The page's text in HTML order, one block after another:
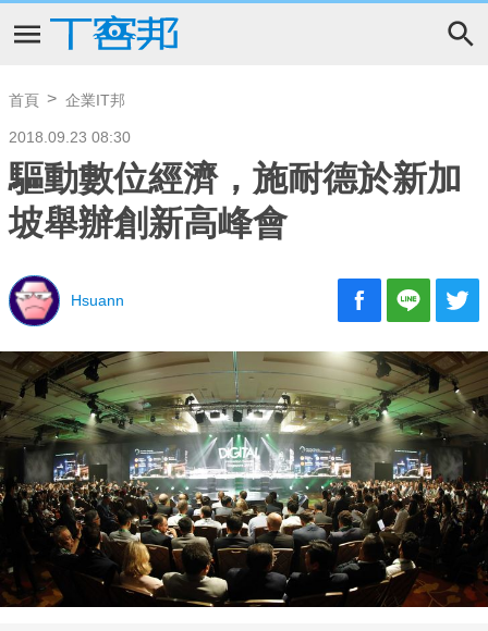
首頁 企業IT邦
2018.09.23 08:30
驅動數位經濟，施耐德於新加
坡舉辦創新高峰會
Hsuann